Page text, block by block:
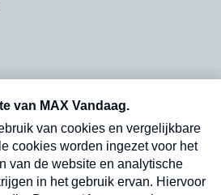
abonnement op onze
en dinsdagochtend in
Verzend